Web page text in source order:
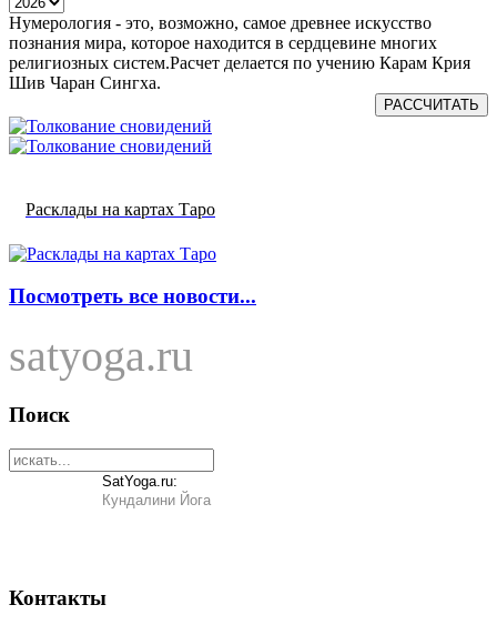
Нумерология - это, возможно, самое древнее искусство
познания мира, которое находится в сердцевине многих
религиозных систем.Расчет делается по учению Карам Крия
Шив Чаран Сингха.
РАССЧИТАТЬ
Расклады на картах Таро
Посмотреть все новости...
satyoga.ru
Поиск
SatYoga.ru:
Кундалини Йога
Контакты